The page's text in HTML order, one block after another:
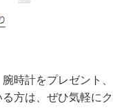
時計をプレゼント、
方は、ぜひ気軽にク